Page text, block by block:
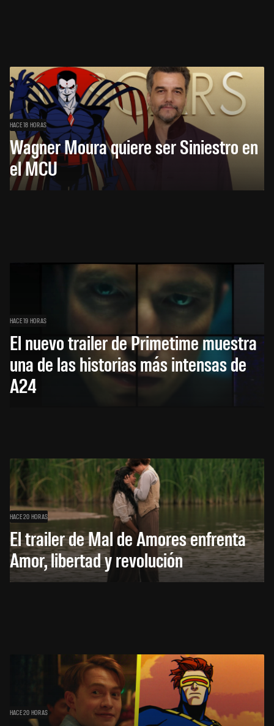
HACE 18 HORAS
Wagner Moura quiere ser Siniestro en
el MCU
HACE 19 HORAS
El nuevo trailer de Primetime muestra
una de las historias más intensas de
A24
HACE 20 HORAS
El trailer de Mal de Amores enfrenta
Amor, libertad y revolución
HACE 20 HORAS